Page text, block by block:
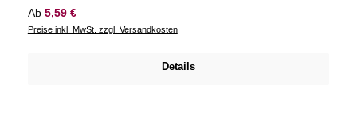
Regulärer Preis:
Ab 5,59 €
Preise inkl. MwSt. zzgl. Versandkosten
Details